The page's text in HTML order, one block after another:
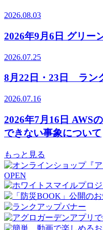
2026.08.03
2026年9月6日 グリー
2026.07.25
8月22日・23日 ラン
2026.07.16
2026年7月16日 AWS
できない事象について
もっと見る